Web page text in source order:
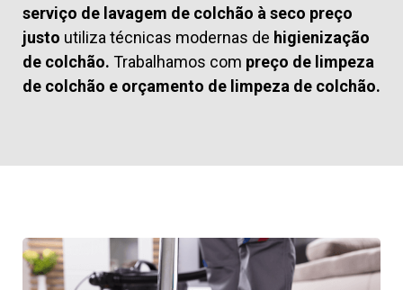
serviço de lavagem de colchão à seco preço
justo utiliza técnicas modernas de higienização
de colchão. Trabalhamos com preço de limpeza
de colchão e orçamento de limpeza de colchão.